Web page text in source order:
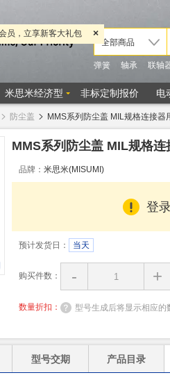
防尘盖 MMS系列防尘盖 MIL规格连接器
MMS系列防尘盖 MIL规格
品牌： 米思米(MISUMI)
登
预计发货日： 当天
购买件数： - +
数量折扣： 型号生成后将显示相应的
型号交期 产品目录